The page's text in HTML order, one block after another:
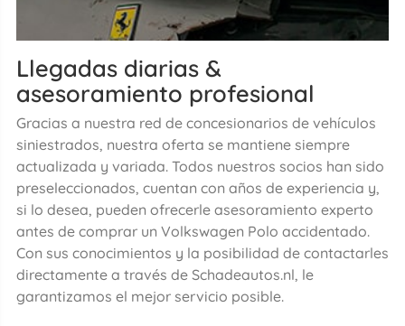
Llegadas diarias &
asesoramiento profesional
Gracias a nuestra red de concesionarios de vehículos
siniestrados, nuestra oferta se mantiene siempre
actualizada y variada. Todos nuestros socios han sido
preseleccionados, cuentan con años de experiencia y,
si lo desea, pueden ofrecerle asesoramiento experto
antes de comprar un Volkswagen Polo accidentado.
Con sus conocimientos y la posibilidad de contactarles
directamente a través de Schadeautos.nl, le
garantizamos el mejor servicio posible.